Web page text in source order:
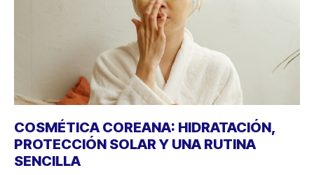
COSMÉTICA COREANA: HIDRATACIÓN,
PROTECCIÓN SOLAR Y UNA RUTINA
SENCILLA